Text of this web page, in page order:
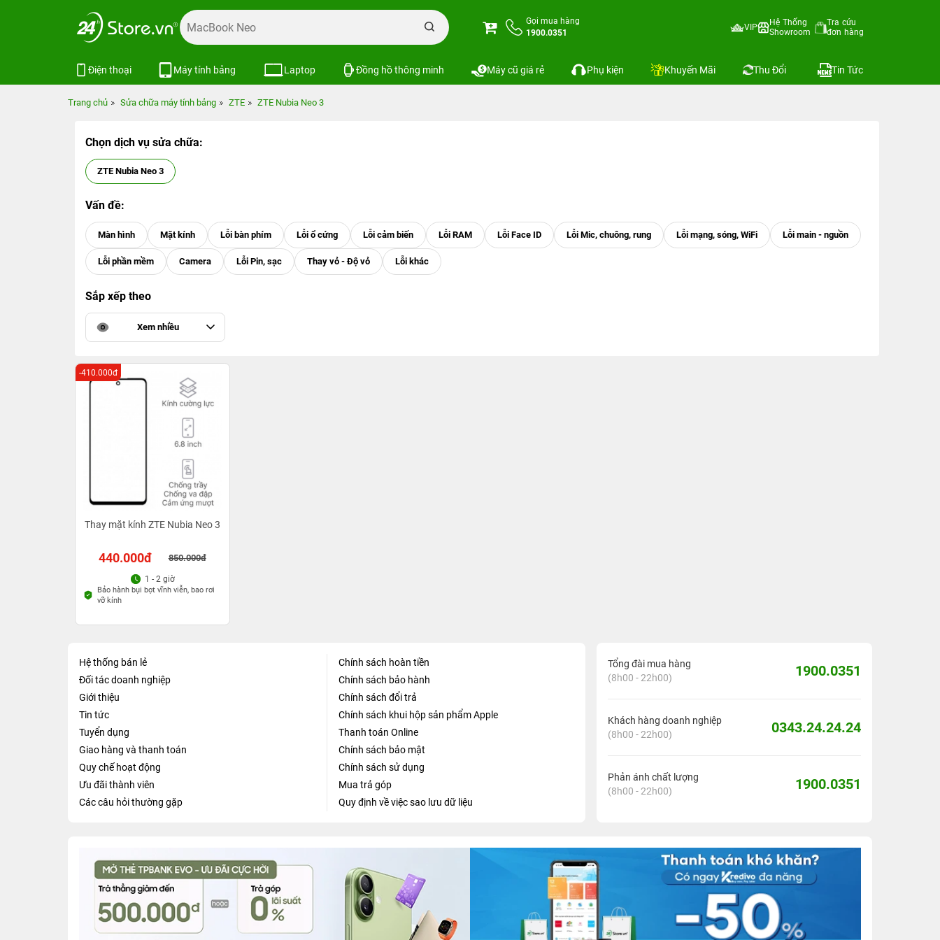
Gọi mua hàng
1900.0351
VIP
Hệ Thống
Showroom
Tra cứu
đơn hàng
Điện thoại Máy tính bảng Laptop Đồng hồ thông minh Máy cũ giá rẻ Phụ kiện Khuyến Mãi Thu Đổi Tin Tức
Trang chủ Sửa chữa máy tính bảng ZTE ZTE Nubia Neo 3
Chọn dịch vụ sửa chữa:
ZTE Nubia Neo 3
Vấn đề:
Sắp xếp theo
Xem nhiều
Thay mặt kính ZTE Nubia Neo 3
440.000đ 850.000đ
-410.000đ
1 - 2 giờ
Bảo hành bụi bọt vĩnh viễn, bao rơi
vỡ kính
Hệ thống bán lẻ
Đối tác doanh nghiệp
Giới thiệu
Tin tức
Tuyển dụng
Giao hàng và thanh toán
Quy chế hoạt động
Ưu đãi thành viên
Các câu hỏi thường gặp
Chính sách hoàn tiền
Chính sách bảo hành
Chính sách đổi trả
Chính sách khui hộp sản phẩm Apple
Thanh toán Online
Chính sách bảo mật
Chính sách sử dụng
Mua trả góp
Quy định về việc sao lưu dữ liệu
Tổng đài mua hàng
(8h00 - 22h00)
1900.0351
Khách hàng doanh nghiệp
(8h00 - 22h00)
0343.24.24.24
Phản ánh chất lượng
(8h00 - 22h00)
1900.0351